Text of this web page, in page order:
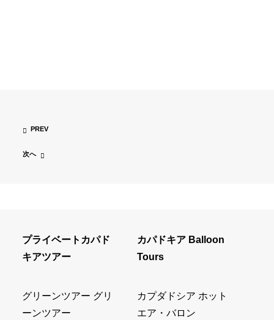
PREV
次へ
プライベートカパド
キアツアー
グリーンツアー グリ
ーンツアー
カパドキア Balloon
Tours
カプダドシア ホット
エア・バロン